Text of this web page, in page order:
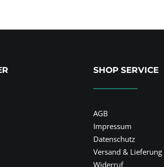
SHOP SERVICE
AGB
Impressum
Datenschutz
Versand & Lieferung
Widerruf